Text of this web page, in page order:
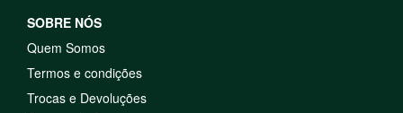
SOBRE NÓS
Quem Somos
Termos e condições
Trocas e Devoluções